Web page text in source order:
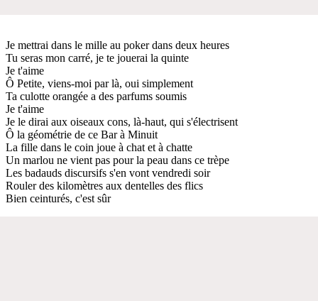
Je mettrai dans le mille au poker dans deux heures
Tu seras mon carré, je te jouerai la quinte
Je t'aime
Ô Petite, viens-moi par là, oui simplement
Ta culotte orangée a des parfums soumis
Je t'aime
Je le dirai aux oiseaux cons, là-haut, qui s'électrisent
Ô la géométrie de ce Bar à Minuit
La fille dans le coin joue à chat et à chatte
Un marlou ne vient pas pour la peau dans ce trèpe
Les badauds discursifs s'en vont vendredi soir
Rouler des kilomètres aux dentelles des flics
Bien ceinturés, c'est sûr